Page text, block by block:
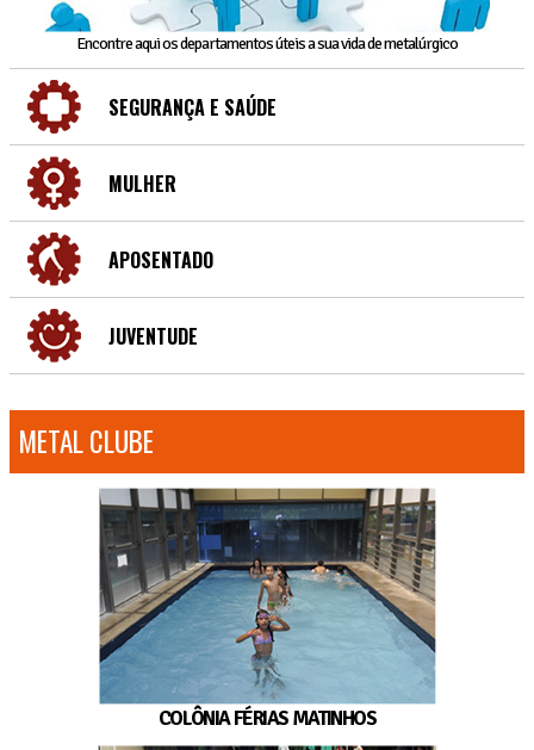
Encontre aqui os departamentos úteis a sua vida de metalúrgico
SEGURANÇA E SAÚDE
MULHER
APOSENTADO
JUVENTUDE
METAL CLUBE
COLÔNIA FÉRIAS MATINHOS